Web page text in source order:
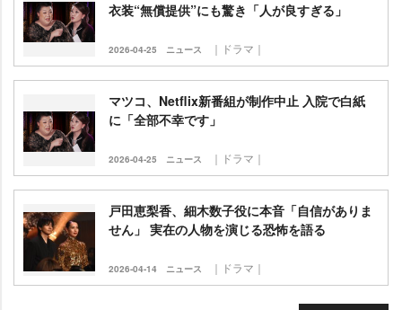
衣装“無償提供”にも驚き「人が良すぎる」
2026-04-25 ニュース ｜ドラマ｜
マツコ、Netflix新番組が制作中止 入院で白紙
に「全部不幸です」
2026-04-25 ニュース ｜ドラマ｜
戸田恵梨香、細木数子役に本音「自信がありま
せん」 実在の人物を演じる恐怖を語る
2026-04-14 ニュース ｜ドラマ｜